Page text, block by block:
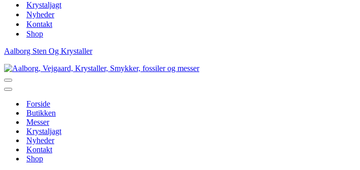
Krystaljagt
Nyheder
Kontakt
Shop
Aalborg Sten Og Krystaller
Navigation
menu
Navigation
Forside
Butikken
Messer
Krystaljagt
Nyheder
Kontakt
Shop